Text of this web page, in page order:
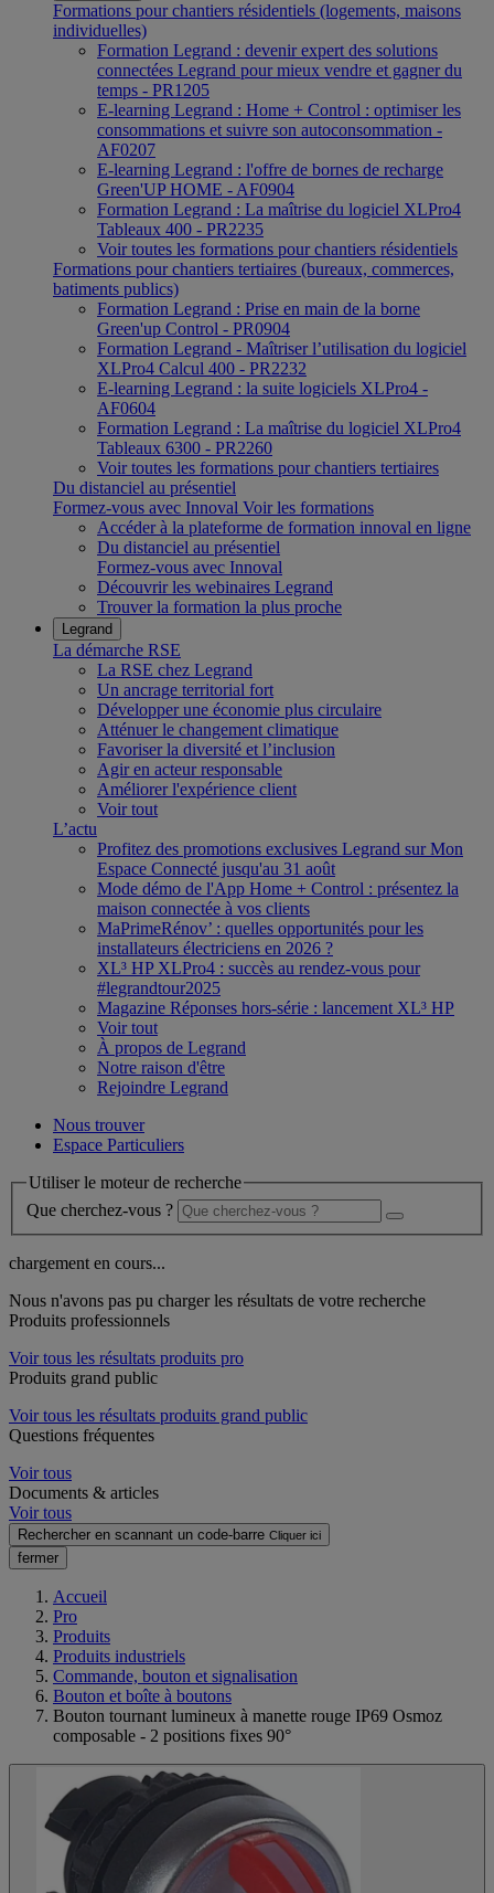
Formations pour chantiers résidentiels (logements, maisons
individuelles)
Formation Legrand : devenir expert des solutions
connectées Legrand pour mieux vendre et gagner du
temps - PR1205
E-learning Legrand : Home + Control : optimiser les
consommations et suivre son autoconsommation -
AF0207
E-learning Legrand : l'offre de bornes de recharge
Green'UP HOME - AF0904
Formation Legrand : La maîtrise du logiciel XLPro4
Tableaux 400 - PR2235
Voir toutes les formations pour chantiers résidentiels
Formations pour chantiers tertiaires (bureaux, commerces,
batiments publics)
Formation Legrand : Prise en main de la borne
Green'up Control - PR0904
Formation Legrand - Maîtriser l’utilisation du logiciel
XLPro4 Calcul 400 - PR2232
E-learning Legrand : la suite logiciels XLPro4 -
AF0604
Formation Legrand : La maîtrise du logiciel XLPro4
Tableaux 6300 - PR2260
Voir toutes les formations pour chantiers tertiaires
Du distanciel au présentiel
Formez-vous avec Innoval Voir les formations
Accéder à la plateforme de formation innoval en ligne
Du distanciel au présentiel
Formez-vous avec Innoval
Découvrir les webinaires Legrand
Trouver la formation la plus proche
Legrand
La démarche RSE
La RSE chez Legrand
Un ancrage territorial fort
Développer une économie plus circulaire
Atténuer le changement climatique
Favoriser la diversité et l’inclusion
Agir en acteur responsable
Améliorer l'expérience client
Voir tout
L’actu
Profitez des promotions exclusives Legrand sur Mon
Espace Connecté jusqu'au 31 août
Mode démo de l'App Home + Control : présentez la
maison connectée à vos clients
MaPrimeRénov’ : quelles opportunités pour les
installateurs électriciens en 2026 ?
XL³ HP XLPro4 : succès au rendez-vous pour
#legrandtour2025
Magazine Réponses hors-série : lancement XL³ HP
Voir tout
À propos de Legrand
Notre raison d'être
Rejoindre Legrand
Nous trouver
Espace Particuliers
Utiliser le moteur de recherche
Que cherchez-vous ?
chargement en cours...
Nous n'avons pas pu charger les résultats de votre recherche
Produits professionnels
Voir tous les résultats produits pro
Produits grand public
Voir tous les résultats produits grand public
Questions fréquentes
Voir tous
Documents & articles
Voir tous
Rechercher en scannant un code-barre Cliquer ici
fermer
Accueil
Pro
Produits
Produits industriels
Commande, bouton et signalisation
Bouton et boîte à boutons
Bouton tournant lumineux à manette rouge IP69 Osmoz
composable - 2 positions fixes 90°